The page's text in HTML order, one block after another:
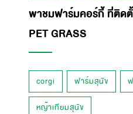
พาชมฟาร์มคอร์กี้ ที่ติด
PET GRASS
corgi ฟาร์มสุนัข
หญ้าเทียมสุนัข